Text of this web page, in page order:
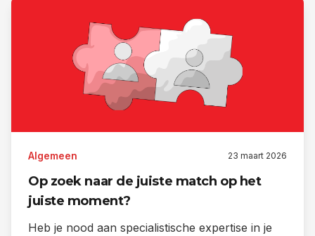
Algemeen 23 maart 2026
Op zoek naar de juiste match op het
juiste moment?
Heb je nood aan specialistische expertise in je